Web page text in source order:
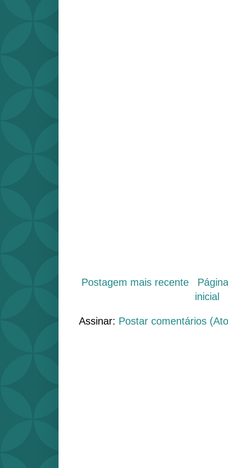
Postagem mais recente
inicial
Assinar: Postar comentários